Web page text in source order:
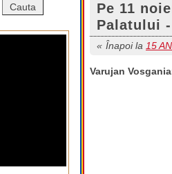
Pe 11
Palatului
Înapoi la 15
Varujan